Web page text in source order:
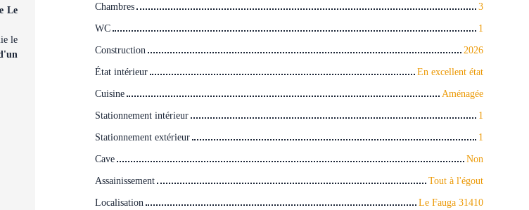
Le
le
Chambres
3
WC
1
Construction
2026
État intérieur
En excellent état
Cuisine
Aménagée
Stationnement intérieur
1
Stationnement extérieur
1
Cave
Non
Assainissement
Tout à l'égout
Localisation
Le Fauga 31410